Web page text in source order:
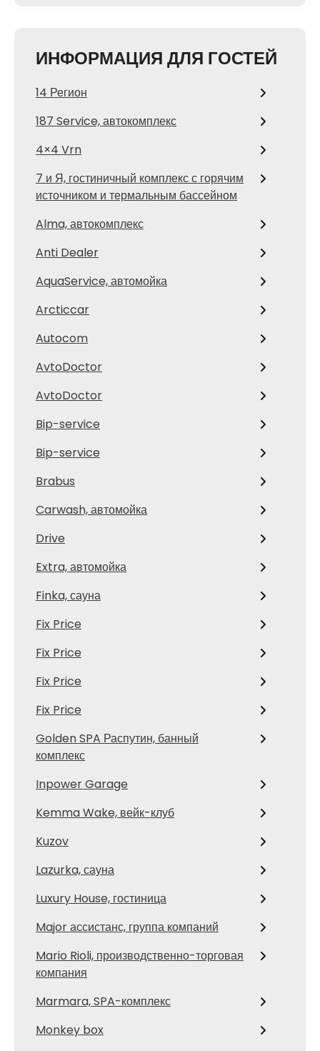
ИНФОРМАЦИЯ ДЛЯ ГОСТЕЙ
14 Регион
187 Service, автокомплекс
4×4 Vrn
7 и Я, гостиничный комплекс с горячим
источником и термальным бассейном
Alma, автокомплекс
Anti Dealer
AquaService, автомойка
Arcticcar
Autocom
AvtoDoctor
AvtoDoctor
Bip-service
Bip-service
Brabus
Carwash, автомойка
Drive
Extra, автомойка
Finka, сауна
Fix Price
Fix Price
Fix Price
Fix Price
Golden SPA Распутин, банный
комплекс
Inpower Garage
Kemma Wake, вейк-клуб
Kuzov
Lazurka, сауна
Luxury House, гостиница
Major ассистанс, группа компаний
Mario Rioli, производственно-торговая
компания
Marmara, SPA-комплекс
Monkey box